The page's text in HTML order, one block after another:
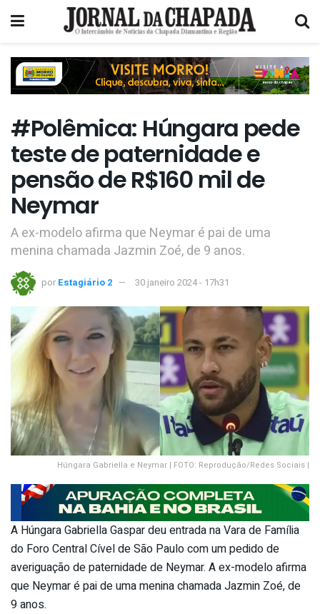
#Polêmica: Húngara pede
teste de paternidade e
pensão de R$160 mil de
Neymar
A ex-modelo afirma que Neymar é pai de uma
menina chamada Jazmin Zoé, de 9 anos.
por Estagiário 2 30 janeiro 2024 - 17h31
Húngara Gabriella e Neymar | FOTO: Reprodução/Redes Sociais |
A Húngara Gabriella Gaspar deu entrada na Vara de Família
do Foro Central Cível de São Paulo com um pedido de
averiguação de paternidade de Neymar. A ex-modelo afirma
que Neymar é pai de uma menina chamada Jazmin Zoé, de
9 anos.